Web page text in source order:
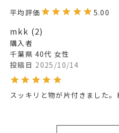
5.00
mkk 2
購入者
千葉県 40代 女性
投稿日 2025/10/14
スッキリと物が片付きました。